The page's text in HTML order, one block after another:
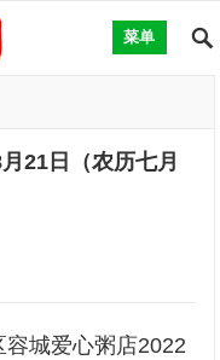
菜单
21日（农历七月
容城爱心粥店2022